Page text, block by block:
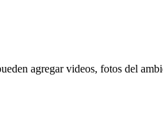
agregar videos, fotos del